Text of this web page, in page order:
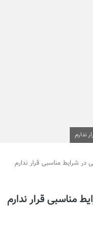
ندارم
در شرایط مناسبی قرار ندارم
مناسبی قرار ندارم